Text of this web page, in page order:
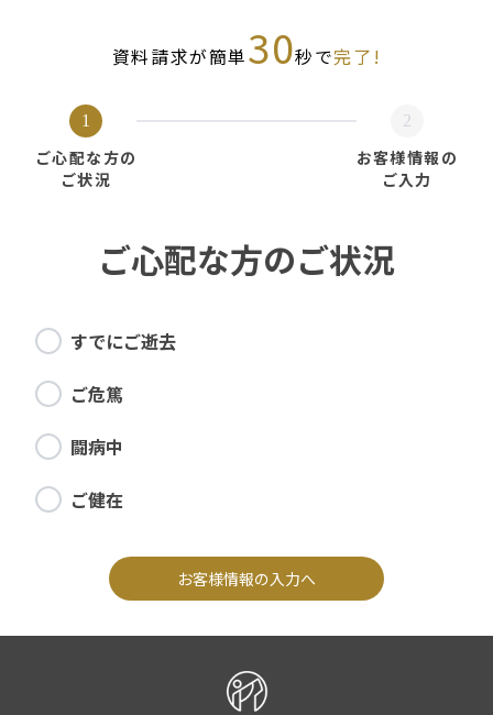
資料請求が簡単30秒で完了!
1
ご心配な方の
ご状況
2
お客様情報の
ご入力
ご心配な方のご状況
すでにご逝去
ご危篤
闘病中
ご健在
お客様情報の入力へ